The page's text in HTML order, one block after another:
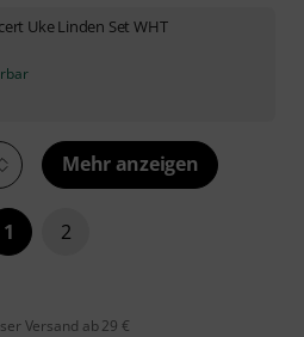
Uke Linden Set WHT
Mehr anzeigen
1 2
Versand ab 29 €